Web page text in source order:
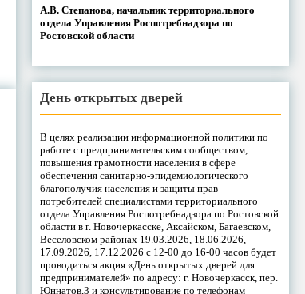
А.В. Степанова, начальник территориального
отдела Управления Роспотребнадзора по
Ростовской области
День открытых дверей
В целях реализации информационной политики по
работе с предпринимательским сообществом,
повышения грамотности населения в сфере
обеспечения санитарно-эпидемиологического
благополучия населения и защиты прав
потребителей специалистами территориального
отдела Управления Роспотребнадзора по Ростовской
области в г. Новочеркасске, Аксайском, Багаевском,
Веселовском районах 19.03.2026, 18.06.2026,
17.09.2026, 17.12.2026 с 12-00 до 16-00 часов будет
проводиться акция «День открытых дверей для
предпринимателей» по адресу: г. Новочеркасск, пер.
Юннатов,3 и консультирование по телефонам